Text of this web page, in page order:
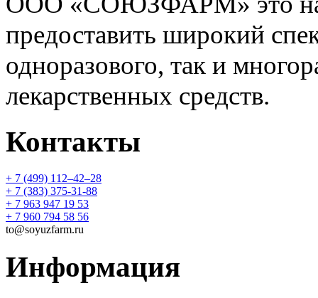
предоставить широкий
одноразового, так и
лекарственных средств.
Контакты
+ 7 (499) 112‒42‒28
+ 7 (383) 375-31-88
+ 7 963 947 19 53
+ 7 960 794 58 56
to@soyuzfarm.ru
Информация